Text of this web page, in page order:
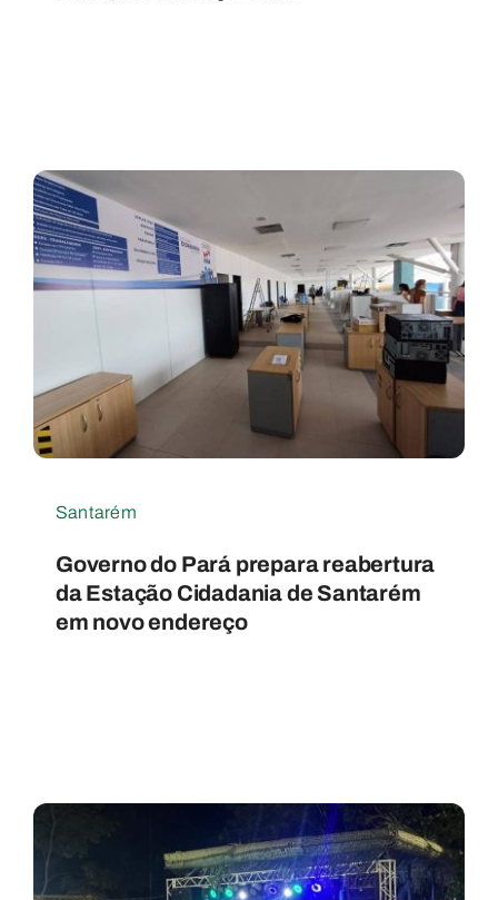
Santarém
Governo do Pará prepara reabertura
da Estação Cidadania de Santarém
em novo endereço